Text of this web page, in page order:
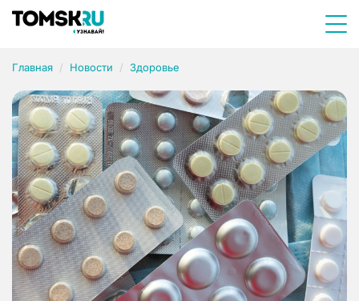
Главная Новости Здоровье